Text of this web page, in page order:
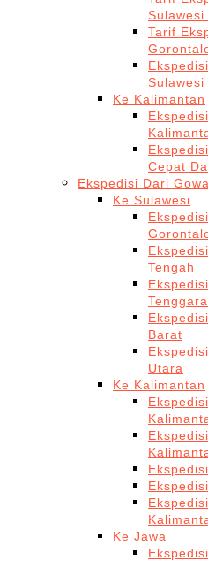
Sulawesi
Tarif
Sulawesi
Ke Kalimantan
Cepat
Ekspedisi Dari Gowa
Ke Sulawesi
Tengah
Tenggara
Barat
Utara
Ke Kalimantan
Ke Jawa